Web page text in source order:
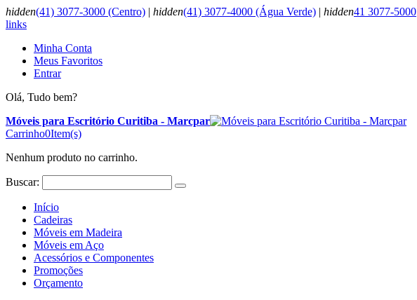
hidden(41) 3077-3000 (Centro) | hidden(41) 3077-4000 (Água Verde) | hidden41 3077-5000
links
Minha Conta
Meus Favoritos
Entrar
Olá, Tudo bem?
Móveis para Escritório Curitiba - Marcpar
Carrinho0Item(s)
Nenhum produto no carrinho.
Buscar:
Início
Cadeiras
Móveis em Madeira
Móveis em Aço
Acessórios e Componentes
Promoções
Orçamento